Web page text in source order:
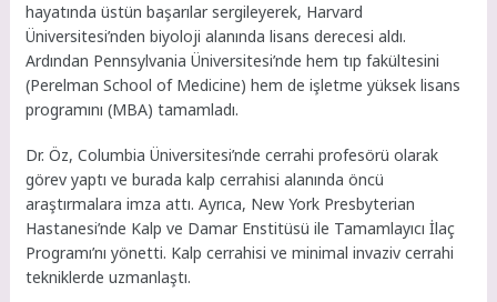
hayatında üstün başarılar sergileyerek, Harvard
Üniversitesi’nden biyoloji alanında lisans derecesi aldı.
Ardından Pennsylvania Üniversitesi’nde hem tıp fakültesini
(Perelman School of Medicine) hem de işletme yüksek lisans
programını (MBA) tamamladı.
Dr. Öz, Columbia Üniversitesi’nde cerrahi profesörü olarak
görev yaptı ve burada kalp cerrahisi alanında öncü
araştırmalara imza attı. Ayrıca, New York Presbyterian
Hastanesi’nde Kalp ve Damar Enstitüsü ile Tamamlayıcı İlaç
Programı’nı yönetti. Kalp cerrahisi ve minimal invaziv cerrahi
tekniklerde uzmanlaştı.